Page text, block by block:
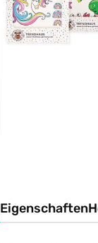
Eigenschaften